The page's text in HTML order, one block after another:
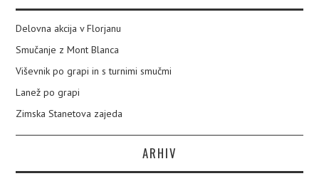
Delovna akcija v Florjanu
Smučanje z Mont Blanca
Viševnik po grapi in s turnimi smučmi
Lanež po grapi
Zimska Stanetova zajeda
ARHIV